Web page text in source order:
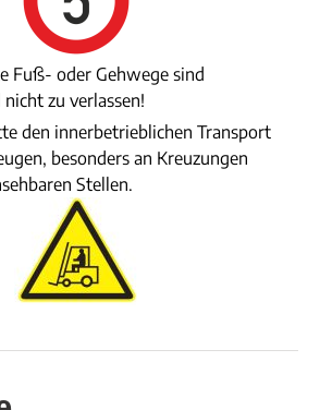
Fuß- oder Gehwege sind
zu verlassen!
den innerbetrieblichen Transport
besonders an Kreuzungen
Stellen.